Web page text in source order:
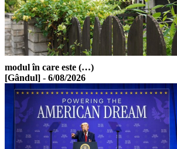
modul în care este (…)
[Gândul] - 6/08/2026